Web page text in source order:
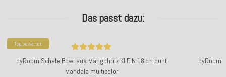
Das passt dazu:
Top bewertet
byRoom Schale Bowl aus Mangoholz KLEIN 18cm bunt
Mandala multicolor
byRoom